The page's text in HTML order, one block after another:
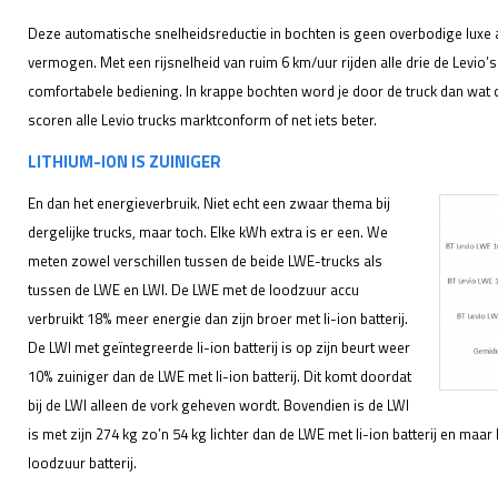
Deze automatische snelheidsreductie in bochten is geen overbodige
vermogen. Met een rijsnelheid van ruim 6 km/uur rijden alle drie de
comfortabele bediening. In krappe bochten word je door de truck dan
scoren alle Levio trucks marktconform of net iets beter.
LITHIUM-ION IS ZUINIGER
En dan het energieverbruik. Niet echt een zwaar thema bij
dergelijke trucks, maar toch. Elke kWh extra is er een. We
meten zowel verschillen tussen de beide LWE-trucks als
tussen de LWE en LWI. De LWE met de loodzuur accu
verbruikt 18% meer energie dan zijn broer met li-ion batterij.
De LWI met geïntegreerde li-ion batterij is op zijn beurt weer
10% zuiniger dan de LWE met li-ion batterij. Dit komt doordat
bij de LWI alleen de vork geheven wordt. Bovendien is de LWI
is met zijn 274 kg zo’n 54 kg lichter dan de LWE met li-ion batterij en
loodzuur batterij.